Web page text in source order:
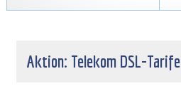
Aktion: Telekom DSL-Tarife